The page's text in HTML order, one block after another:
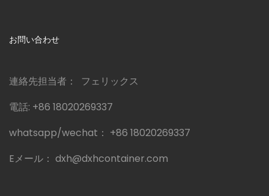
お問い合わせ
連絡先担当者： フェリックス
電話: +86 18020269337
whatsapp/wechat： +86 18020269337
Eメール： dxh@dxhcontainer.com